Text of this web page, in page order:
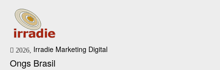
2026, Irradie Marketing Digital
Ongs Brasil